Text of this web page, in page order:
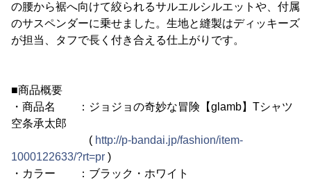
の腰から裾へ向けて絞られるサルエルシルエットや、付属
のサスペンダーに乗せました。生地と縫製はディッキーズ
が担当、タフで長く付き合える仕上がりです。
■商品概要
・商品名 ：ジョジョの奇妙な冒険【glamb】Tシャツ
空条承太郎
( http://p-bandai.jp/fashion/item-
1000122633/?rt=pr )
・カラー ：ブラック・ホワイト